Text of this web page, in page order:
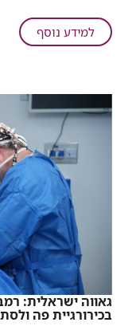
שמטפל
בבעיה
למידע נוסףעל
צורב
ביצעו
טיפול
עם
מכשיר
חדשני
שמטפל
בבעיה
ללא
ניתוח
גאווה ישראלית:
בכירורגיית פה